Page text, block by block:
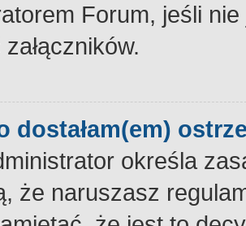
Forum, jeśli
dostałam(em)
określa
że naruszasz